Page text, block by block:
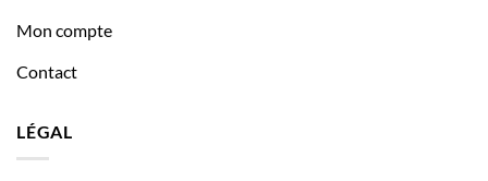
Mon compte
Contact
LÉGAL